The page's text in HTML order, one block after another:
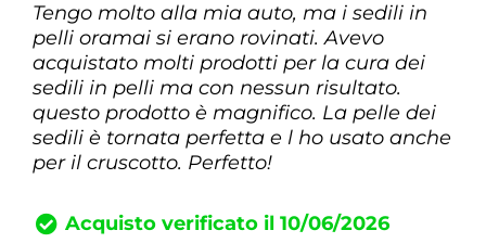
Tengo molto alla mia auto, ma i sedili in
pelli oramai si erano rovinati. Avevo
acquistato molti prodotti per la cura dei
sedili in pelli ma con nessun risultato.
questo prodotto è magnifico. La pelle dei
sedili è tornata perfetta e l ho usato anche
per il cruscotto. Perfetto!
Acquisto verificato il 10/06/2026